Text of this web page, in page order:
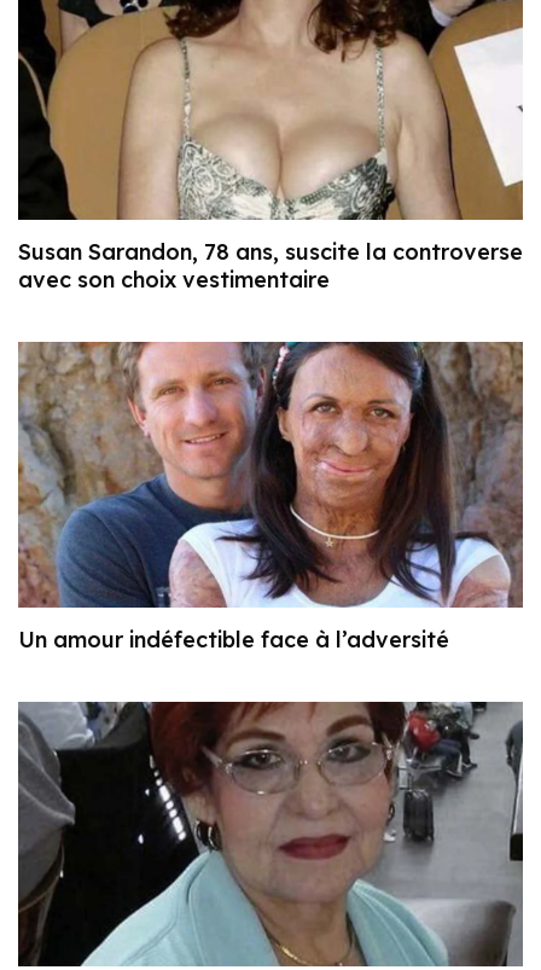
Susan Sarandon, 78 ans, suscite la controverse
avec son choix vestimentaire
Un amour indéfectible face à l’adversité